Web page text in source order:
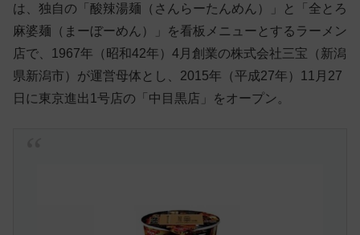
は、独自の「酸辣湯麺（さんらーたんめん）」と「全とろ
麻婆麺（まーぼーめん）」を看板メニューとするラーメン
店で、1967年（昭和42年）4月創業の株式会社三宝（新潟
県新潟市）が運営母体とし、2015年（平成27年）11月27
日に東京進出1号店の「中目黒店」をオープン。